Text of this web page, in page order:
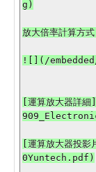
g)
放大倍率計算方式
![](/embedded/
[運算放大器
[運算放大器投
0Yuntech.pdf)